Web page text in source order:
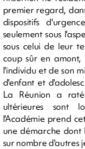
premier regard,
dispositifs
seulement sous
sous celui de leur
coup sûr en amont,
l'individu et de son
d'enfant et
La Réunion a
ultérieures sont
l'Académie prend
une démarche dont
sur nombre d'autres